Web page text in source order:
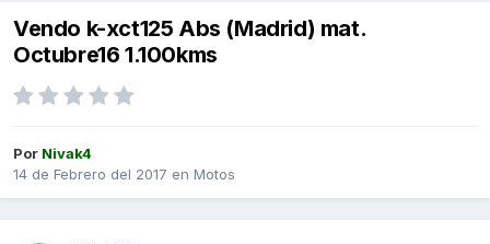
Vendo k-xct125 Abs (Madrid) mat.
Octubre16 1.100kms
Por Nivak4
14 de Febrero del 2017 en Motos